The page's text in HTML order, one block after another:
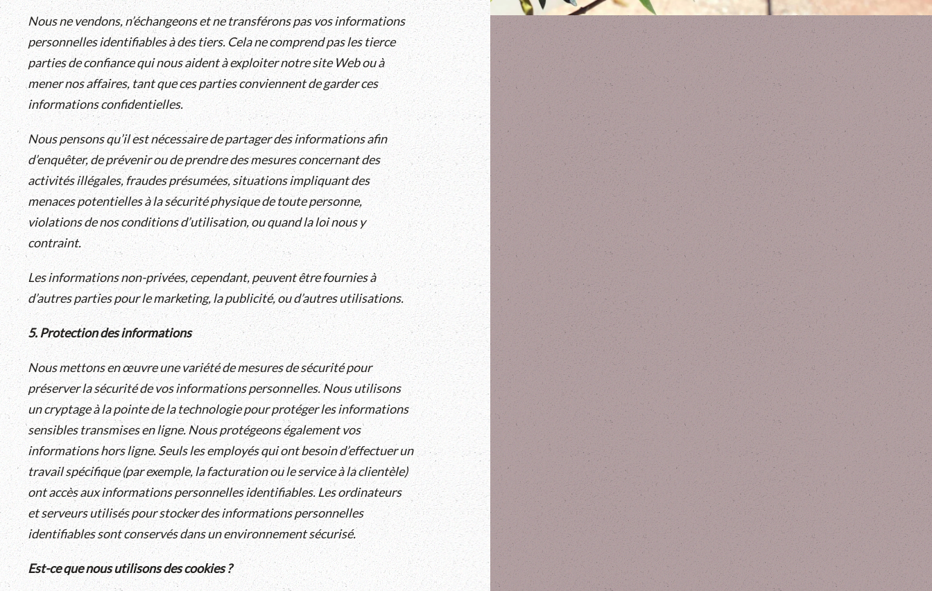
Nous ne vendons, n’échangeons et ne transférons pas vos informations
personnelles identifiables à des tiers. Cela ne comprend pas les tierce
parties de confiance qui nous aident à exploiter notre site Web ou à
mener nos affaires, tant que ces parties conviennent de garder ces
informations confidentielles.
Nous pensons qu’il est nécessaire de partager des informations afin
d’enquêter, de prévenir ou de prendre des mesures concernant des
activités illégales, fraudes présumées, situations impliquant des
menaces potentielles à la sécurité physique de toute personne,
violations de nos conditions d’utilisation, ou quand la loi nous y
contraint.
Les informations non-privées, cependant, peuvent être fournies à
d’autres parties pour le marketing, la publicité, ou d’autres utilisations.
5. Protection des informations
Nous mettons en œuvre une variété de mesures de sécurité pour
préserver la sécurité de vos informations personnelles. Nous utilisons
un cryptage à la pointe de la technologie pour protéger les informations
sensibles transmises en ligne. Nous protégeons également vos
informations hors ligne. Seuls les employés qui ont besoin d’effectuer un
travail spécifique (par exemple, la facturation ou le service à la clientèle)
ont accès aux informations personnelles identifiables. Les ordinateurs
et serveurs utilisés pour stocker des informations personnelles
identifiables sont conservés dans un environnement sécurisé.
Est-ce que nous utilisons des cookies ?